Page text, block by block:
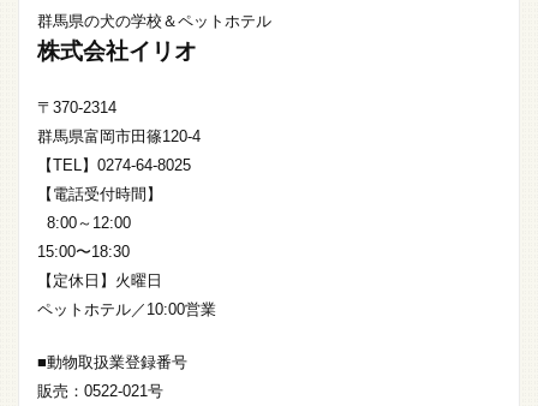
群馬県の犬の学校＆ペットホテル
株式会社イリオ
〒370-2314
群馬県富岡市田篠120-4
【TEL】0274-64-8025
【電話受付時間】
8:00～12:00
15:00〜18:30
【定休日】火曜日
ペットホテル／10:00営業
■動物取扱業登録番号
販売：0522-021号